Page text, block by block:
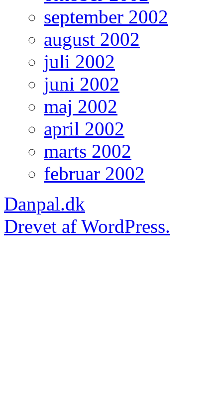
september 2002
august 2002
juli 2002
juni 2002
maj 2002
april 2002
marts 2002
februar 2002
Danpal.dk
Drevet af WordPress.